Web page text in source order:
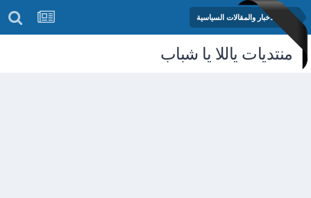
منتدى الأخبار والمقالات السياسية
منتديات ياللا يا شباب